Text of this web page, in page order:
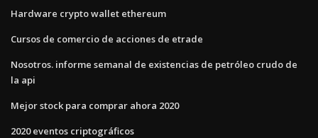
Hardware crypto wallet ethereum
Cursos de comercio de acciones de etrade
Nosotros. informe semanal de existencias de petróleo crudo de
la api
Mejor stock para comprar ahora 2020
2020 eventos criptográficos